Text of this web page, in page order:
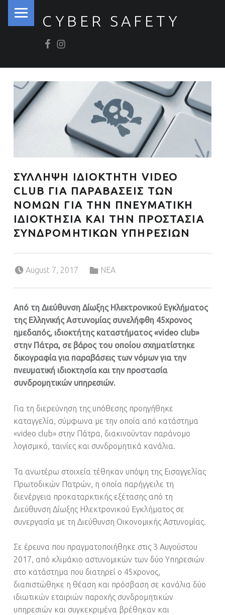
CYBER SAFETY
Ασφάλεια στον Κυβερνοχώρο
ΣΥΛΛΗΨΗ ΙΔΙΟΚΤΗΤΗ VIDEO
CLUB ΓΙΑ ΠΑΡΑΒΑΣΕΙΣ ΤΩΝ
ΝΟΜΩΝ ΓΙΑ ΤΗΝ ΠΝΕΥΜΑΤΙΚΗ
ΙΔΙΟΚΤΗΣΙΑ ΚΑΙ ΤΗΝ ΠΡΟΣΤΑΣΙΑ
ΣΥΝΔΡΟΜΗΤΙΚΩΝ ΥΠΗΡΕΣΙΩΝ
August 7, 2017
ΝΕΑ
Από τη Διεύθυνση Δίωξης Ηλεκτρονικού Εγκλήματος
της Ελληνικής Αστυνομίας συνελήφθη 45χρονος
ημεδαπός, ιδιοκτήτης καταστήματος «video club»
στην Πάτρα, σε βάρος του οποίου σχηματίστηκε
δικογραφία για παραβάσεις των νόμων για την
πνευματική ιδιοκτησία και την προστασία
συνδρομητικών υπηρεσιών.
Για τη διερεύνηση της υπόθεσης προηγήθηκε
καταγγελία, σύμφωνα με την οποία από κατάστημα
«video club» στην Πάτρα, διακινούνταν παράνομο
λογισμικό, ταινίες και συνδρομητικά κανάλια.
Τα ανωτέρω στοιχεία τέθηκαν υπόψη της Εισαγγελίας
Πρωτοδικών Πατρών, η οποία παρήγγειλε τη
διενέργεια προκαταρκτικής εξέτασης από τη
Διεύθυνση Δίωξης Ηλεκτρονικού Εγκλήματος σε
συνεργασία με τη Διεύθυνση Οικονομικής Αστυνομίας.
Σε έρευνα που πραγματοποιήθηκε στις 3 Αυγούστου
2017, από κλιμάκιο αστυνομικών των δύο Υπηρεσιών
στο κατάστημα που διατηρεί ο 45χρονος,
διαπιστώθηκε η θέαση και πρόσβαση σε κανάλια δύο
ιδιωτικών εταιριών παροχής συνδρομητικών
υπηρεσιών και συγκεκριμένα βρέθηκαν και